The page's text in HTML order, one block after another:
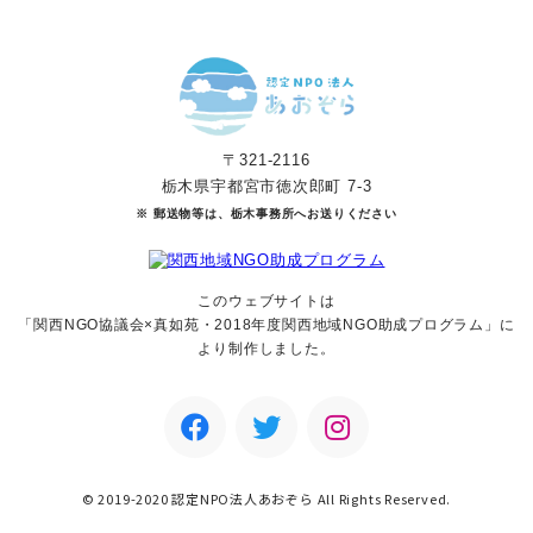
〒321-2116
栃木県宇都宮市徳次郎町 7-3
※ 郵送物等は、栃木事務所へお送りください
このウェブサイトは
「関西NGO協議会×真如苑・2018年度関西地域NGO助成プログラム」に
より制作しました。
© 2019-2020 認定NPO法人あおぞら All Rights Reserved.